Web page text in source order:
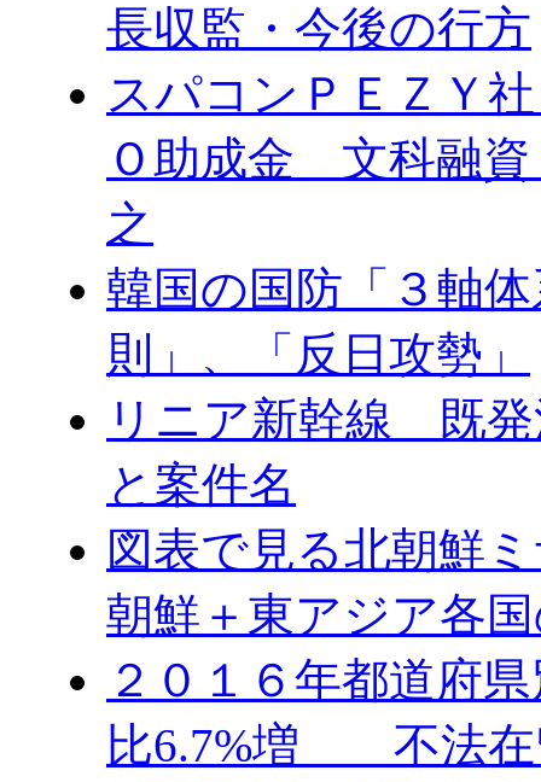
長収監・今後の行方
スパコンＰＥＺＹ
Ｏ助成金 文科融
之
韓国の国防「３軸
則」、「反日攻勢」
リニア新幹線 既発
と案件名
図表で見る北朝鮮
朝鮮＋東アジア各
２０１６年都道府
比6.7%増 不法在